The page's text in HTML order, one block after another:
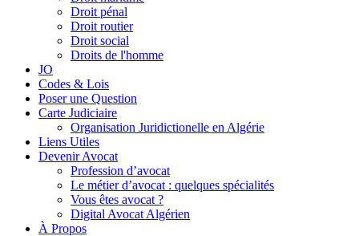
Droit pénal
Droit routier
Droit social
Droits de l'homme
JO
Codes & Lois
Poser une Question
Carte Judiciaire
Organisation Juridictionelle en Algérie
Liens Utiles
Devenir Avocat
Profession d’avocat
Le métier d’avocat : quelques spécialités
Vous êtes avocat ?
Digital Avocat Algérien
À Propos